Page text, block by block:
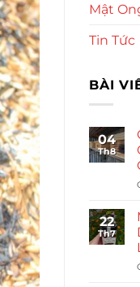
Mật
Tin Tức
BÀI
04
Th8
22
Th7